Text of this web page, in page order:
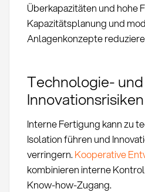
Überkapazitäten und hohe
Kapazitätsplanung und
Anlagenkonzepte
Technologie- und
Innovationsrisiken
Interne Fertigung kann zu
Isolation führen und
verringern. Kooperative
kombinieren interne
Know-how-Zugang.